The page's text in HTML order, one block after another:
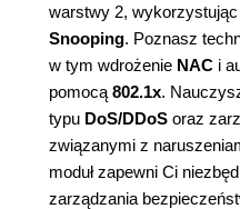
warstwy 2, wykorzystując
Snooping. Poznasz
w tym wdrożenie NAC i
pomocą 802.1x.
typu DoS/DDoS oraz
związanymi z
moduł zapewni Ci
zarządzania